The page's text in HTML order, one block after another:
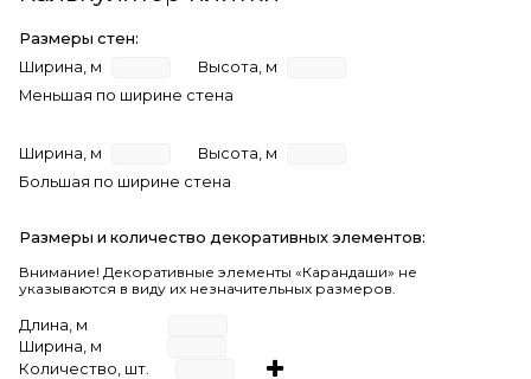
Размеры стен:
Ширина, м
Высота, м
Меньшая по ширине стена
Ширина, м
Высота, м
Большая по ширине стена
Размеры и количество декоративных элементов:
Внимание! Декоративные элементы «Карандаши» не
указываются в виду их незначительных размеров.
Длина, м
Ширина, м
Количество, шт.